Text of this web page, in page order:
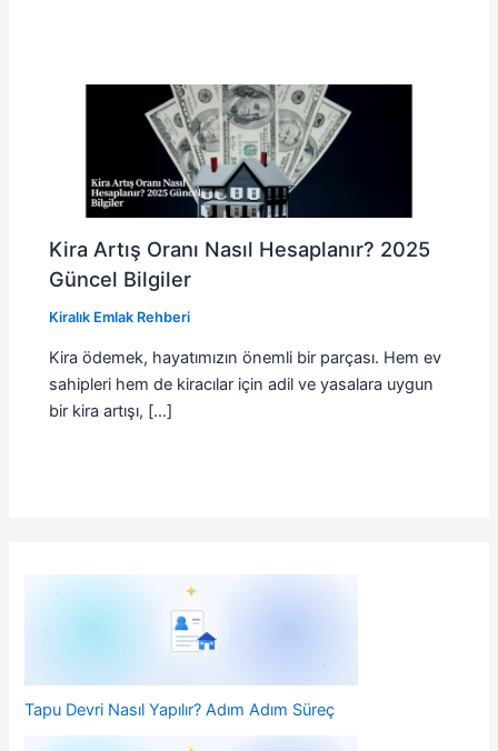
Kira Artış Oranı Nasıl Hesaplanır? 2025
Güncel Bilgiler
Kiralık Emlak Rehberi
Kira ödemek, hayatımızın önemli bir parçası. Hem ev
sahipleri hem de kiracılar için adil ve yasalara uygun
bir kira artışı, […]
Tapu Devri Nasıl Yapılır? Adım Adım Süreç